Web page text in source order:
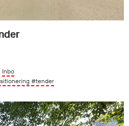
Inbo
#tender